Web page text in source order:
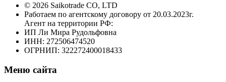
© 2026 Saikotrade CO, LTD
Работаем по агентскому договору от 20.03.2023г.
Агент на территории РФ:
ИП Ли Мира Рудольфовна
ИНН: 272506474520
ОГРНИП: 322272400018433
Меню сайта